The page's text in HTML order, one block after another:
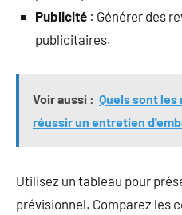
Publicité : Générer des
publicitaires.
Voir aussi : Quels sont
réussir un entretien
Utilisez un tableau pour
prévisionnel. Comparez les